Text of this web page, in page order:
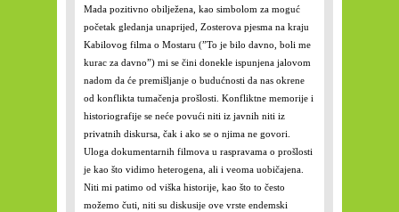
Mada pozitivno obilježena, kao simbolom za moguć
početak gledanja unaprijed, Zosterova pjesma na kraju
Kabilovog filma o Mostaru (”To je bilo davno, boli me
kurac za davno”) mi se čini donekle ispunjena jalovom
nadom da će premišljanje o budućnosti da nas okrene
od konflikta tumačenja prošlosti. Konfliktne memorije i
historiografije se neće povući niti iz javnih niti iz
privatnih diskursa, čak i ako se o njima ne govori.
Uloga dokumentarnih filmova u raspravama o prošlosti
je kao što vidimo heterogena, ali i veoma uobičajena.
Niti mi patimo od viška historije, kao što to često
možemo čuti, niti su diskusije ove vrste endemski